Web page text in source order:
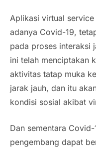
Aplikasi virtual service
adanya Covid-19,
pada proses interaksi
ini telah menciptakan
aktivitas tatap muka
jarak jauh, dan itu
kondisi sosial akibat
Dan sementara
pengembang dapat